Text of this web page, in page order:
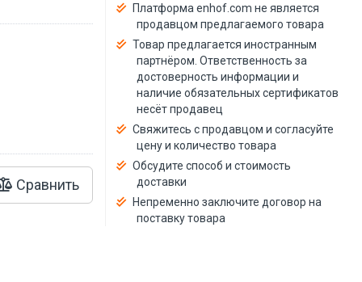
Сравнить
Платформа enhof.com не является
продавцом предлагаемого товара
Товар предлагается иностранным
партнёром. Ответственность за
достоверность информации и
наличие обязательных сертификатов
несёт продавец
Свяжитесь с продавцом и согласуйте
цену и количество товара
Обсудите способ и стоимость
доставки
Непременно заключите договор на
поставку товара